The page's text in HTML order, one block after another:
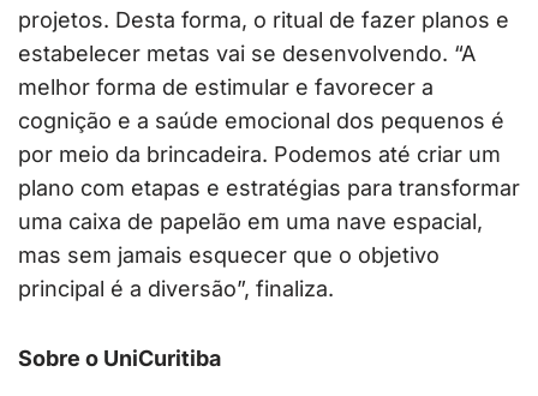
projetos. Desta forma, o ritual de fazer planos e
estabelecer metas vai se desenvolvendo. “A
melhor forma de estimular e favorecer a
cognição e a saúde emocional dos pequenos é
por meio da brincadeira. Podemos até criar um
plano com etapas e estratégias para transformar
uma caixa de papelão em uma nave espacial,
mas sem jamais esquecer que o objetivo
principal é a diversão”, finaliza.
Sobre o UniCuritiba